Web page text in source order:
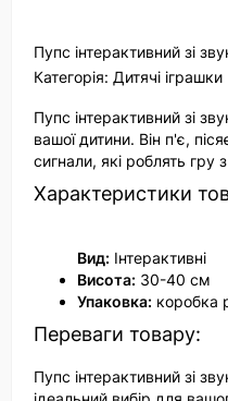
Пупс інтерактивний зі
Категорія: Дитячі іграшки
Пупс інтерактивний зі
вашої дитини. Він п'є,
сигнали, які роблять гру
Характеристики
Вид: Інтерактивні
Висота: 30-40 см
Упаковка: коробка
Переваги товару:
Пупс інтерактивний зі